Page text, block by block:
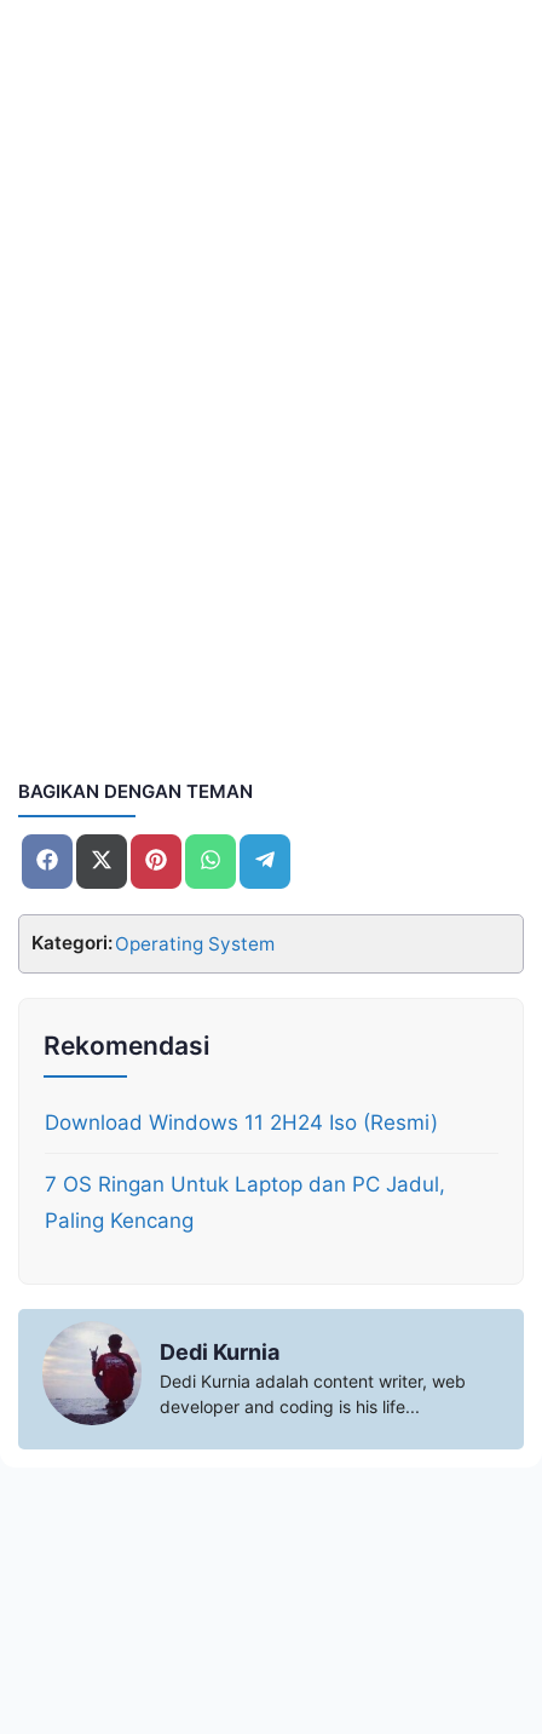
BAGIKAN DENGAN TEMAN
Share
on
Share
on
(Twitter)
Share
on
Share
on
on
Kategori:Operating System
Rekomendasi
Download Windows 11 2H24 Iso (Resmi)
7 OS Ringan Untuk Laptop dan PC Jadul,
Paling Kencang
Dedi Kurnia
Dedi Kurnia adalah content writer, web
developer and coding is his life...